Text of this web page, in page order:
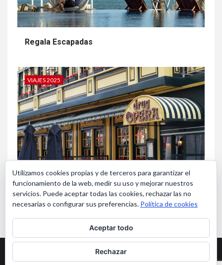
Regala Escapadas
VIAJES 2025
Utilizamos cookies propias y de terceros para garantizar el
funcionamiento de la web, medir su uso y mejorar nuestros
servicios. Puede aceptar todas las cookies, rechazar las no
necesarias o configurar sus preferencias. Política de cookies
Aceptar todo
Rechazar